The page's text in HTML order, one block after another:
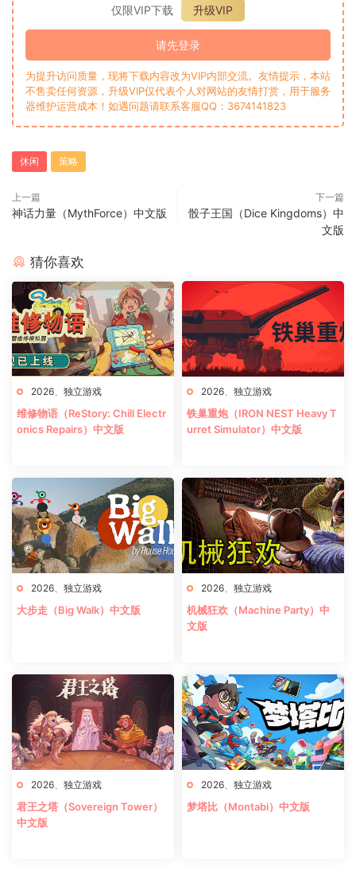
仅限VIP下载
升级VIP
请先登录
为提升访问质量，现将下载内容改为VIP内部交流。友情提示，本站
不售卖任何资源，升级VIP仅代表个人对网站的友情打赏，用于服务
器维护运营成本！如遇问题请联系客服QQ：3674141823
休闲 策略
上一篇
神话力量（MythForce）中文版
下一篇
骰子王国（Dice Kingdoms）中
文版
猜你喜欢
2026 独立游戏
维修物语（ReStory: Chill Electr
onics Repairs）中文版
2026 独立游戏
铁巢重炮（IRON NEST Heavy T
urret Simulator）中文版
2026 独立游戏
大步走（Big Walk）中文版
2026 独立游戏
机械狂欢（Machine Party）中
文版
2026 独立游戏
君王之塔（Sovereign Tower）
中文版
2026 独立游戏
梦塔比（Montabi）中文版